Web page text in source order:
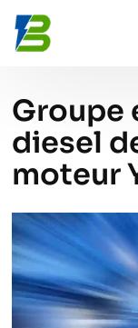
Groupe
diesel
moteur